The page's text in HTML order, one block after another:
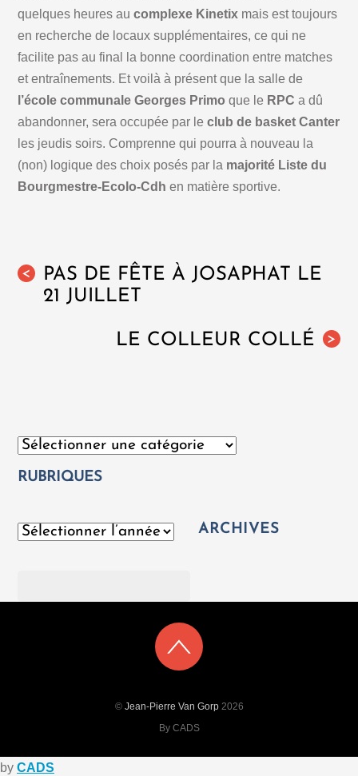
quelques heures aucomplexe Kinetix mais est toujours
en recherche de locaux supplémentaires, ce qui ne
facilite pas au final la bonne coordination entre matches
et entraînements. Et voilà à présent que la salle de
l’école communale Georges Primo que le RPC a dû
abandonner, sera occupée par leclub de basket Canter
les jeudis soirs. Comprenne qui pourra à nouveau la
(non) logique des choix posés par la majorité Liste du
Bourgmestre-Ecolo-Cdh en matière sportive.
<
PAS DE FÊTE À JOSAPHAT LE
21 JUILLET
>
LE COLLEUR COLLÉ
Catégories
RUBRIQUES
Archives ARCHIVES
© Jean-Pierre Van Gorp2026
By CADS
by CADS